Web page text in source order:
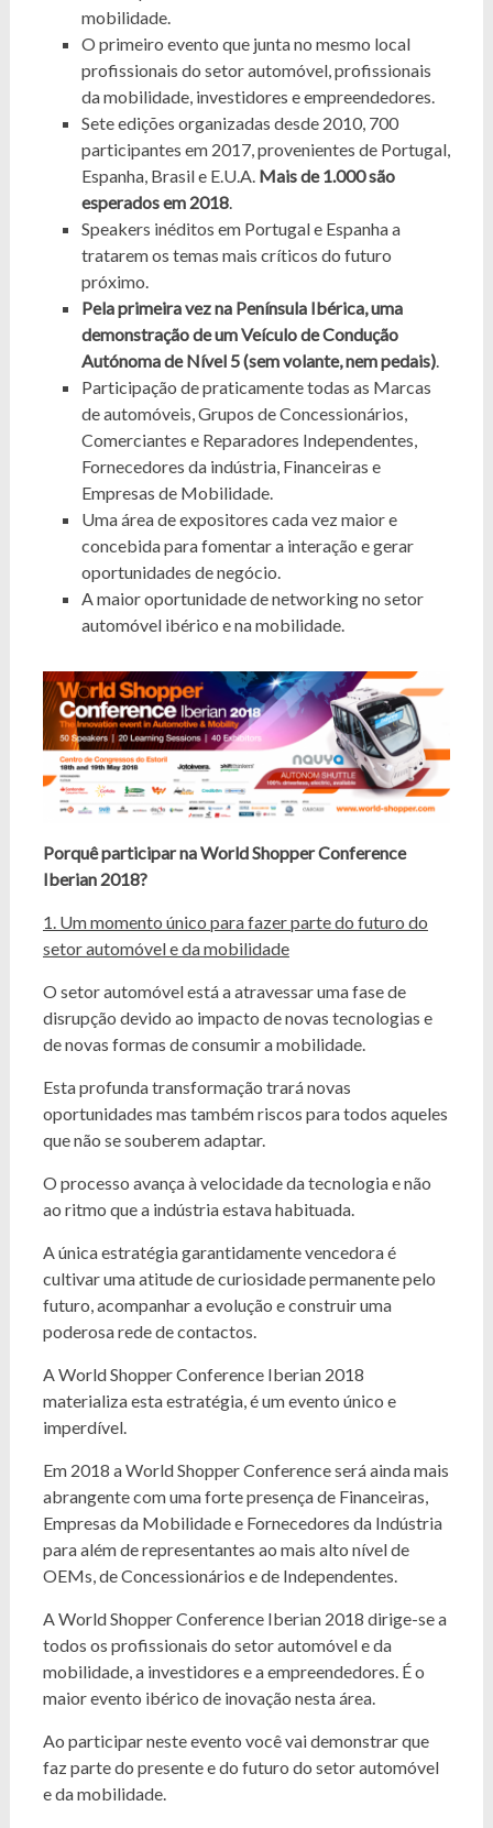
mobilidade.
O primeiro evento que junta no mesmo local
profissionais do setor automóvel, profissionais
da mobilidade, investidores e empreendedores.
Sete edições organizadas desde 2010, 700
participantes em 2017, provenientes de Portugal,
Espanha, Brasil e E.U.A. Mais de 1.000 são
esperados em 2018.
Speakers inéditos em Portugal e Espanha a
tratarem os temas mais críticos do futuro
próximo.
Pela primeira vez na Península Ibérica, uma
demonstração de um Veículo de Condução
Autónoma de Nível 5 (sem volante, nem pedais).
Participação de praticamente todas as Marcas
de automóveis, Grupos de Concessionários,
Comerciantes e Reparadores Independentes,
Fornecedores da indústria, Financeiras e
Empresas de Mobilidade.
Uma área de expositores cada vez maior e
concebida para fomentar a interação e gerar
oportunidades de negócio.
A maior oportunidade de networking no setor
automóvel ibérico e na mobilidade.
Porquê participar na World Shopper Conference
Iberian 2018?
1. Um momento único para fazer parte do futuro do
setor automóvel e da mobilidade
O setor automóvel está a atravessar uma fase de
disrupção devido ao impacto de novas tecnologias e
de novas formas de consumir a mobilidade.
Esta profunda transformação trará novas
oportunidades mas também riscos para todos aqueles
que não se souberem adaptar.
O processo avança à velocidade da tecnologia e não
ao ritmo que a indústria estava habituada.
A única estratégia garantidamente vencedora é
cultivar uma atitude de curiosidade permanente pelo
futuro, acompanhar a evolução e construir uma
poderosa rede de contactos.
A World Shopper Conference Iberian 2018
materializa esta estratégia, é um evento único e
imperdível.
Em 2018 a World Shopper Conference será ainda mais
abrangente com uma forte presença de Financeiras,
Empresas da Mobilidade e Fornecedores da Indústria
para além de representantes ao mais alto nível de
OEMs, de Concessionários e de Independentes.
A World Shopper Conference Iberian 2018 dirige-se a
todos os profissionais do setor automóvel e da
mobilidade, a investidores e a empreendedores. É o
maior evento ibérico de inovação nesta área.
Ao participar neste evento você vai demonstrar que
faz parte do presente e do futuro do setor automóvel
e da mobilidade.